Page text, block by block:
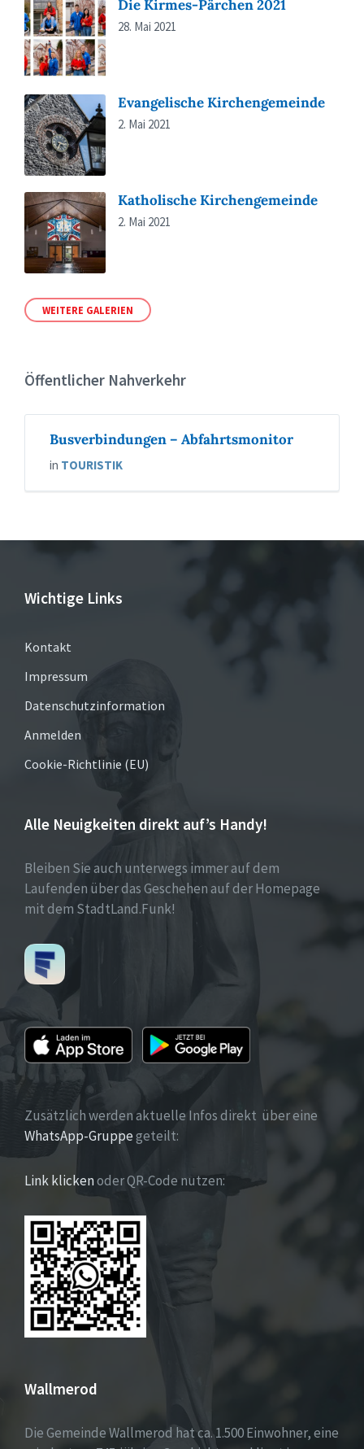
Die Kirmes-Pärchen 2021
28. Mai 2021
Evangelische Kirchengemeinde
2. Mai 2021
Katholische Kirchengemeinde
2. Mai 2021
WEITERE GALERIEN
Öffentlicher Nahverkehr
Busverbindungen – Abfahrtsmonitor
in TOURISTIK
Wichtige Links
Kontakt
Impressum
Datenschutzinformation
Anmelden
Cookie-Richtlinie (EU)
Alle Neuigkeiten direkt auf’s Handy!
Bleiben Sie auch unterwegs immer auf dem
Laufenden über das Geschehen auf der Homepage
mit dem StadtLand.Funk!
Zusätzlich werden aktuelle Infos direkt über eine
WhatsApp-Gruppegeteilt:
Link klickenoder QR-Code nutzen:
Wallmerod
Die Gemeinde Wallmerod hat ca. 1.500 Einwohner, eine